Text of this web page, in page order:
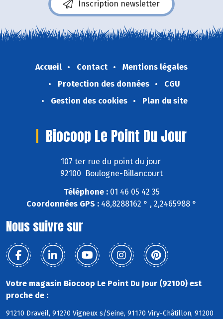
Inscription newsletter
Accueil Contact
Mentions légales
Protection des données
CGU
Gestion des cookies
Plan du site
Biocoop Le Point Du Jour
107 ter rue du point du jour
92100 Boulogne-Billancourt
Téléphone :01 46 05 42 35
Coordonnées GPS : 48,8288162 ° , 2,2465988 °
Nous suivre sur
Votre magasin Biocoop Le Point Du Jour (92100) est
proche de :
91210 Draveil, 91270 Vigneux s/Seine, 91170 Viry-Châtillon, 91200